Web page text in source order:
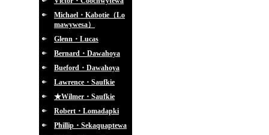
Michael・Kabotie（Lo
mawywesa）
Glenn・Lucas
Bernard・Dawahoya
Bueford・Dawahoya
Lawrence・Saufkie
★Wilmer・Saufkie
Robert・Lomadapki
Phillip・Sekaquaptewa